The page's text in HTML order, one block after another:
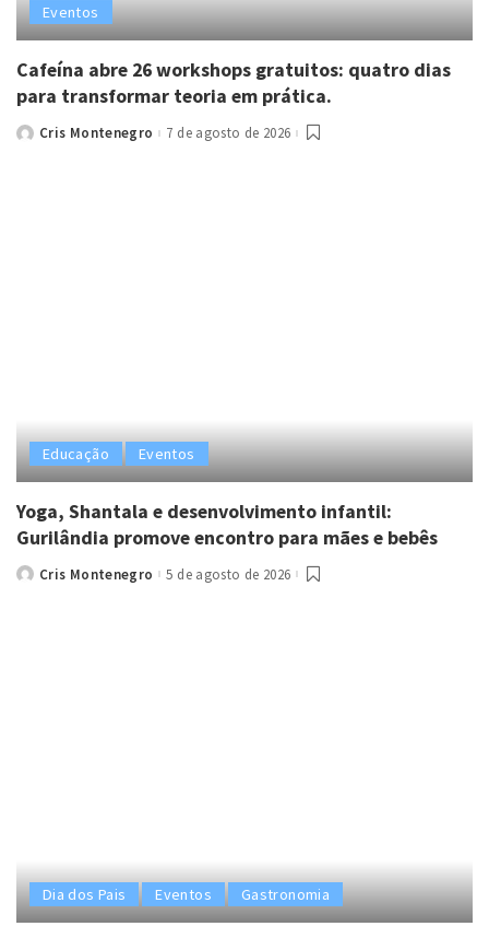
Eventos
Cafeína abre 26 workshops gratuitos: quatro dias
para transformar teoria em prática.
PostedCris Montenegro 7 de agosto de 2026
Educação Eventos
Yoga, Shantala e desenvolvimento infantil:
Gurilândia promove encontro para mães e bebês
PostedCris Montenegro 5 de agosto de 2026
Dia dos Pais Eventos Gastronomia